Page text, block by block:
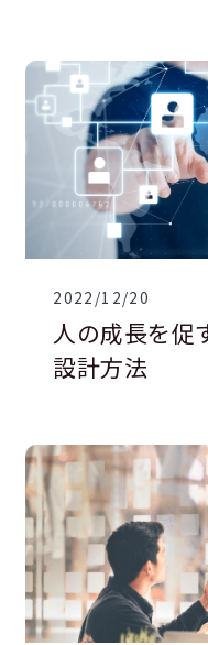
2022/12/20
人の成長を促
設計方法